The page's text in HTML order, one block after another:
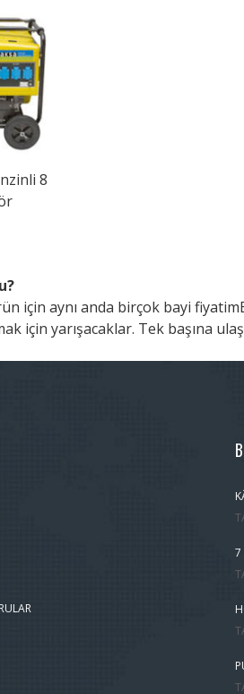
8
için aynı anda birçok bayi
için yarışacaklar. Tek başına
7